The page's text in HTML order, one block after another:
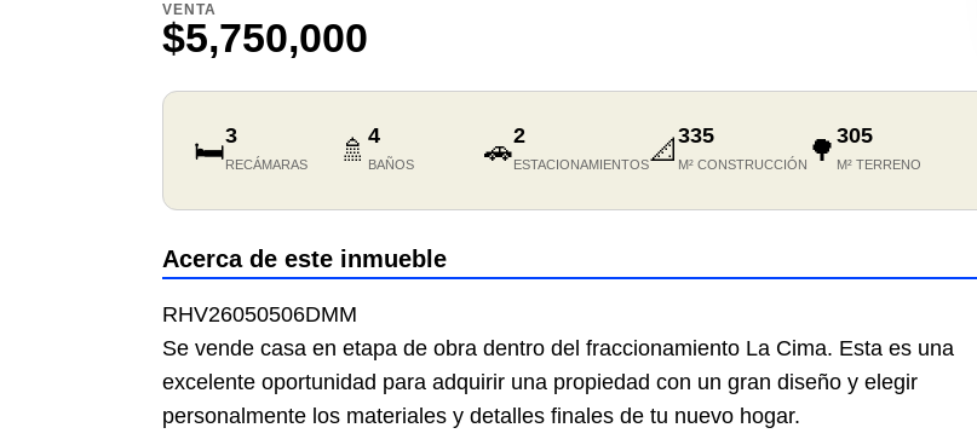
VENTA
$5,750,000
🛏️3
RECÁMARAS 🚿4
BAÑOS 🚗2
ESTACIONAMIENTOS📐335
M² CONSTRUCCIÓN 🌳305
M² TERRENO
Acerca de este inmueble
RHV26050506DMM
Se vende casa en etapa de obra dentro del fraccionamiento La Cima. Esta es una
excelente oportunidad para adquirir una propiedad con un gran diseño y elegir
personalmente los materiales y detalles finales de tu nuevo hogar.